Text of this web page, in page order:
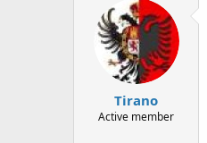
Tirano
Active member